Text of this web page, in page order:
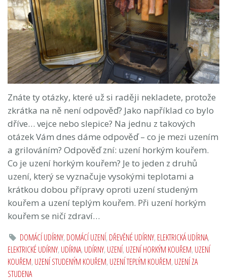
Znáte ty otázky, které už si raději nekladete, protože
zkrátka na ně není odpověď? Jako například co bylo
dříve… vejce nebo slepice? Na jednu z takových
otázek Vám dnes dáme odpověď – co je mezi uzením
a grilováním? Odpověď zní: uzení horkým kouřem.
Co je uzení horkým kouřem? Je to jeden z druhů
uzení, který se vyznačuje vysokými teplotami a
krátkou dobou přípravy oproti uzení studeným
kouřem a uzení teplým kouřem. Při uzení horkým
kouřem se ničí zdraví…
DOMÁCÍ UDÍRNY,DOMÁCÍ UZENÍ,DŘEVĚNÉ UDÍRNY,ELEKTRICKÁ UDÍRNA,
ELEKTRICKÉ UDÍRNY,UDÍRNA,UDÍRNY,UZENÍ,UZENÍ HORKÝM KOUŘEM,UZENÍ
KOUŘEM,UZENÍ STUDENÝM KOUŘEM,UZENÍ TEPLÝM KOUŘEM,UZENÍ ZA
STUDENA